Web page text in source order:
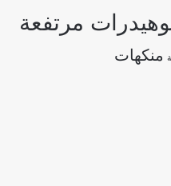
مرتفعة
منكهات